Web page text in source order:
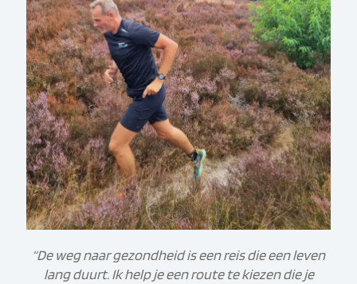
“De weg naar gezondheid is een reis die een leven
lang duurt. Ik help je een route te kiezen die je